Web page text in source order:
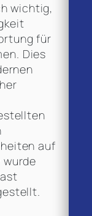
wichtig,
für
Dies
auf